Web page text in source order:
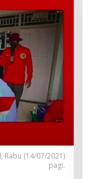
Rabu (14/07/2021)
pagi.